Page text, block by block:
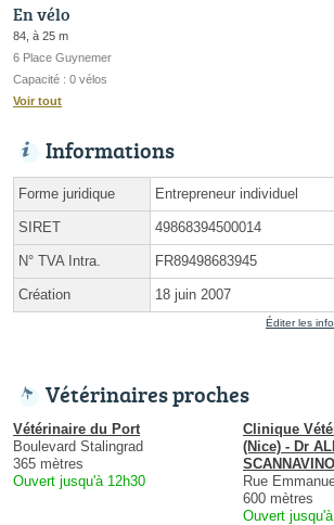
En vélo
84, à 25 m
6 Place Guynemer
Capacité : 0 vélos
Voir tout
Informations
Forme juridique Entrepreneur individuel
SIRET 49868394500014
N° TVA Intra. FR89498683945
Création 18 juin 2007
Éditer les
Vétérinaires proches
Vétérinaire du Port
Boulevard Stalingrad
365 mètres
Ouvert jusqu'à 12h30
Clinique
(Nice) - Dr
SCANNAVINO
Rue
600 mètres
Ouvert